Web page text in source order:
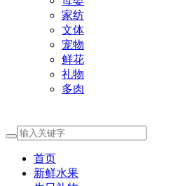
家纺
文体
宠物
鲜花
礼物
多肉
首页
新鲜水果